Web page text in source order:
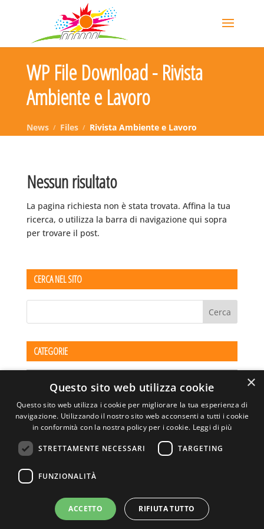
WP File Download - Rivista
Ambiente e Lavoro
News Files Rivista Ambiente e Lavoro
Nessun risultato
La pagina richiesta non è stata trovata. Affina la tua
ricerca, o utilizza la barra di navigazione qui sopra
per trovare il post.
CERCA NEL SITO
CATEGORIE
DELLA TORRE, 15 – 20127 – MILANO – P. IVA
SITO REALIZZATO DA GRAFICAEFOTO WEB AGENCY –
PARTNER SINTEL
×
Questo sito web utilizza cookie
Questo sito web utilizza i cookie per migliorare la tua esperienza di
navigazione. Utilizzando il nostro sito web acconsenti a tutti i cookie
in conformità con la nostra policy per i cookie. Leggi di più
STRETTAMENTE NECESSARI TARGETING
FUNZIONALITÀ
ACCETTO RIFIUTA TUTTO